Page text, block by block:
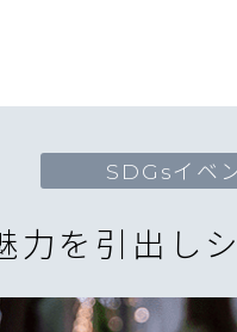
SDGsイベ
力を引出し